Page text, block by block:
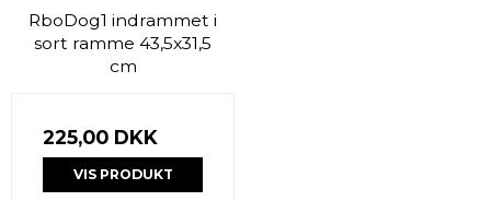
RboDog1 indrammet i
sort ramme 43,5x31,5
cm
225,00 DKK
VIS PRODUKT